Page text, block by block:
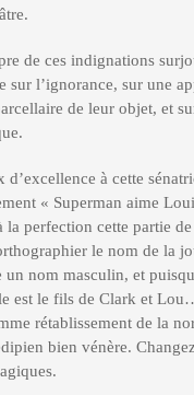
de ces indignations
sur l’ignorance, sur une
de leur objet, et
d’excellence à cette
« Superman aime
la perfection cette partie
le nom de la
nom masculin, et
est le fils de Clark et
rétablissement de la
bien vénère.